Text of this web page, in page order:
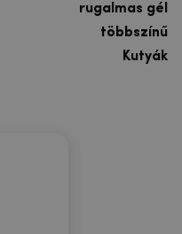
rugalmas gél
többszínű
Kutyák